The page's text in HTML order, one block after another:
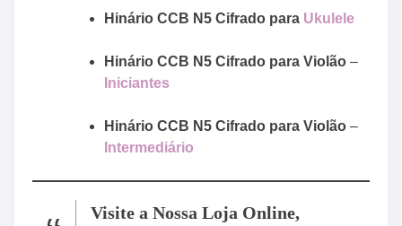
Hinário CCB N5 Cifrado para Ukulele
Hinário CCB N5 Cifrado para Violão –
Iniciantes
Hinário CCB N5 Cifrado para Violão –
Intermediário
Visite a Nossa Loja Online,